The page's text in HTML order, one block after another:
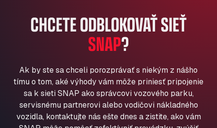
AP7 Salida 2, C/ Bassegoda, 4, 17700
Andamur Pamplona
A-15 Salida Imarcoain, 31119
Aut A1 Exit 385, 01207
Anglia Motel
Washway Road, PE12 8LT
Anpol Sp. z o.o.
Ul. Torunska 147, 85884
CHCETE ODBLOKOVAŤ SIEŤ
SNAP?
Ak by ste sa chceli porozprávať s niekým z nášho
tímu o tom, aké výhody vám môže priniesť pripojenie
sa k sieti SNAP ako správcovi vozového parku,
servisnému partnerovi alebo vodičovi nákladného
vozidla, kontaktujte nás ešte dnes a zistite, ako vám